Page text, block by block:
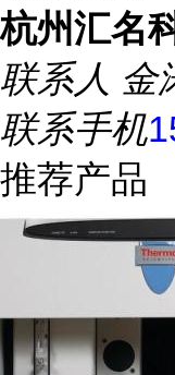
杭州汇名
联系人 金
联系手机
推荐产品